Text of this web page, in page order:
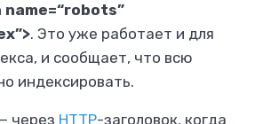
name=“robots”
. Это уже работает и для
и сообщает, что всю
индексировать.
через HTTP-заголовок, когда